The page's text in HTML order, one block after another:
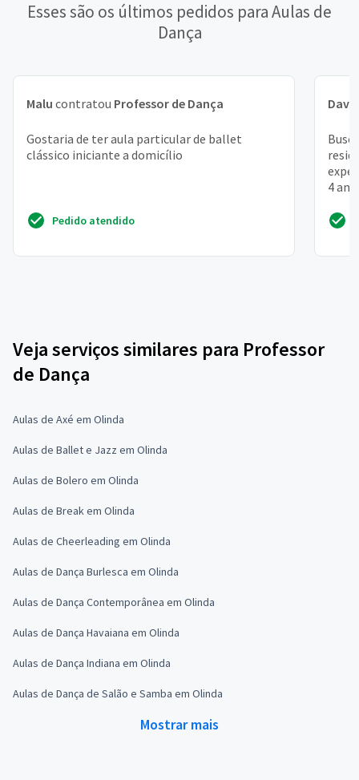
Esses são os últimos pedidos para Aulas de
Dança
Malu contratou Professor de Dança
Gostaria de ter aula particular de ballet
clássico iniciante a domicílio
Pedido atendido
Davi
4
Veja serviços similares para Professor
de Dança
Aulas de Axé em Olinda
Aulas de Ballet e Jazz em Olinda
Aulas de Bolero em Olinda
Aulas de Break em Olinda
Aulas de Cheerleading em Olinda
Aulas de Dança Burlesca em Olinda
Aulas de Dança Contemporânea em Olinda
Aulas de Dança Havaiana em Olinda
Aulas de Dança Indiana em Olinda
Aulas de Dança de Salão e Samba em Olinda
Mostrar mais